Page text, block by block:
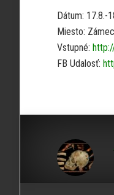
Dátum: 17.8.-
Miesto:
Vstupné:
FB Udalosť: